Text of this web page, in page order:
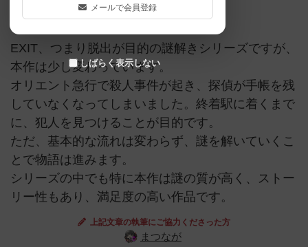
海外ゲームの日本語版 脱出ゲーム
EXIT、つまり脱出が目的の謎解きシリーズですが、
本作は少し変わっています。
オリエント急行で殺人事件が起き、探偵が手帳を残
していなくなってしまいました。終着駅に着くまで
に、犯人を見つけることが目的です。
ただ、基本的な流れは変わらず、謎を解いていくこ
とで物語は進みます。
シリーズの中でも特に本作は謎の質が高く、ストー
リー性もあり、満足度の高い作品です。
上記文章の執筆にご協力くださった方
まつなが
メールで会員登録
しばらく表示しない